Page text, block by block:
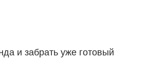
и забрать уже готовый